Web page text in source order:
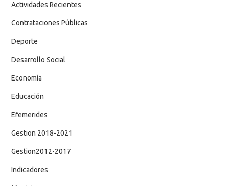
Actividades Recientes
Contrataciones Públicas
Deporte
Desarrollo Social
Economía
Educación
Efemerides
Gestion 2018-2021
Gestion2012-2017
Indicadores